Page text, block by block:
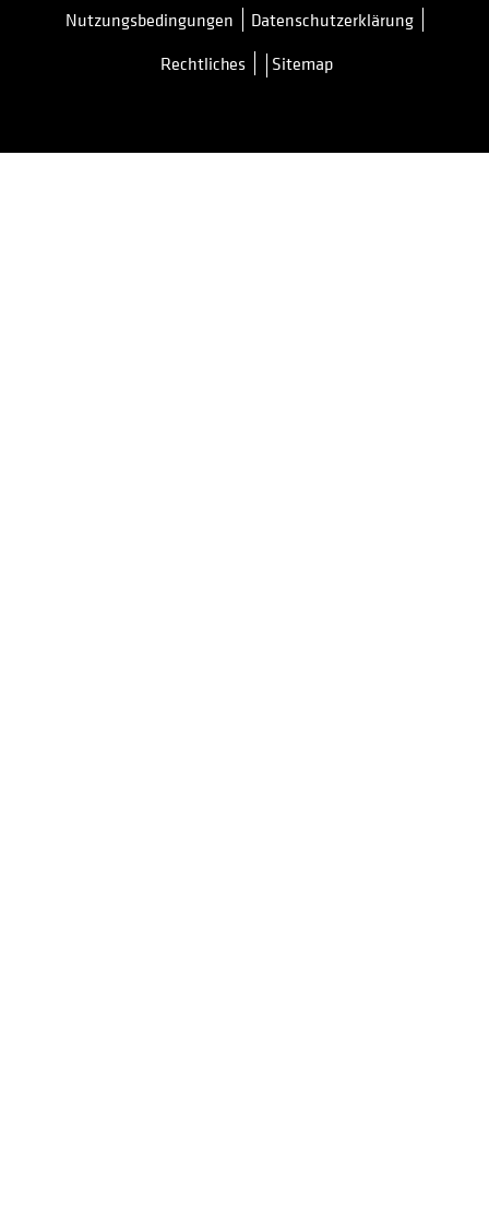
Nutzungsbedingungen wird in einer neuen Registerkarte
Datenschutzerklärung
Rechtliches
Sitemap